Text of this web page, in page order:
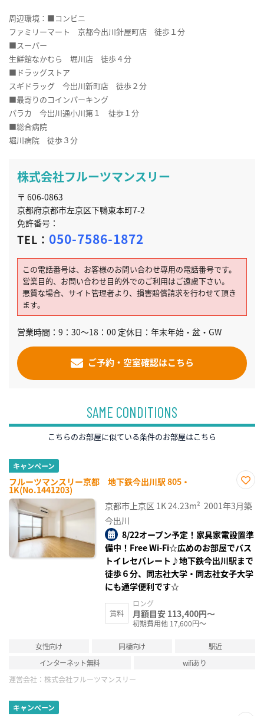
周辺環境：■コンビニ
ファミリーマート 京都今出川針屋町店 徒歩１分
■スーパー
生鮮館なかむら 堀川店 徒歩４分
■ドラッグストア
スギドラッグ 今出川新町店 徒歩２分
■最寄りのコインパーキング
パラカ 今出川通小川第１ 徒歩１分
■総合病院
堀川病院 徒歩３分
株式会社フルーツマンスリー
〒 606-0863
京都府京都市左京区下鴨東本町7-2
免許番号：
TEL： 050-7586-1872
この電話番号は、お客様のお問い合わせ専用の電話番号です。
営業目的、お問い合わせ目的外でのご利用はご遠慮下さい。
悪質な場合、サイト管理者より、損害賠償請求を行わせて頂き
ます。
営業時間：9：30～18：00 定休日：年末年始・盆・GW
ご予約・空室確認はこちら
SAME CONDITIONS
こちらのお部屋に似ている条件のお部屋はこちら
キャンペーン
フルーツマンスリー京都 地下鉄今出川駅 805・
1K(No.1441203)
に入
り登
京都市上京区 1K24.23m² 2001年3月築
今出川
8/22オープン予定！家具家電設置準
備中！Free Wi-Fi☆広めのお部屋でバス
トイレセパレート♪地下鉄今出川駅まで
徒歩６分、同志社大学・同志社女子大学
にも通学便利です☆
賃料
ロング
月額目安 113,400円～
初期費用他 17,600円～
女性向け 同棲向け
駅近
インターネット無料
wifiあり
運営会社： 株式会社フルーツマンスリー
キャンペーン